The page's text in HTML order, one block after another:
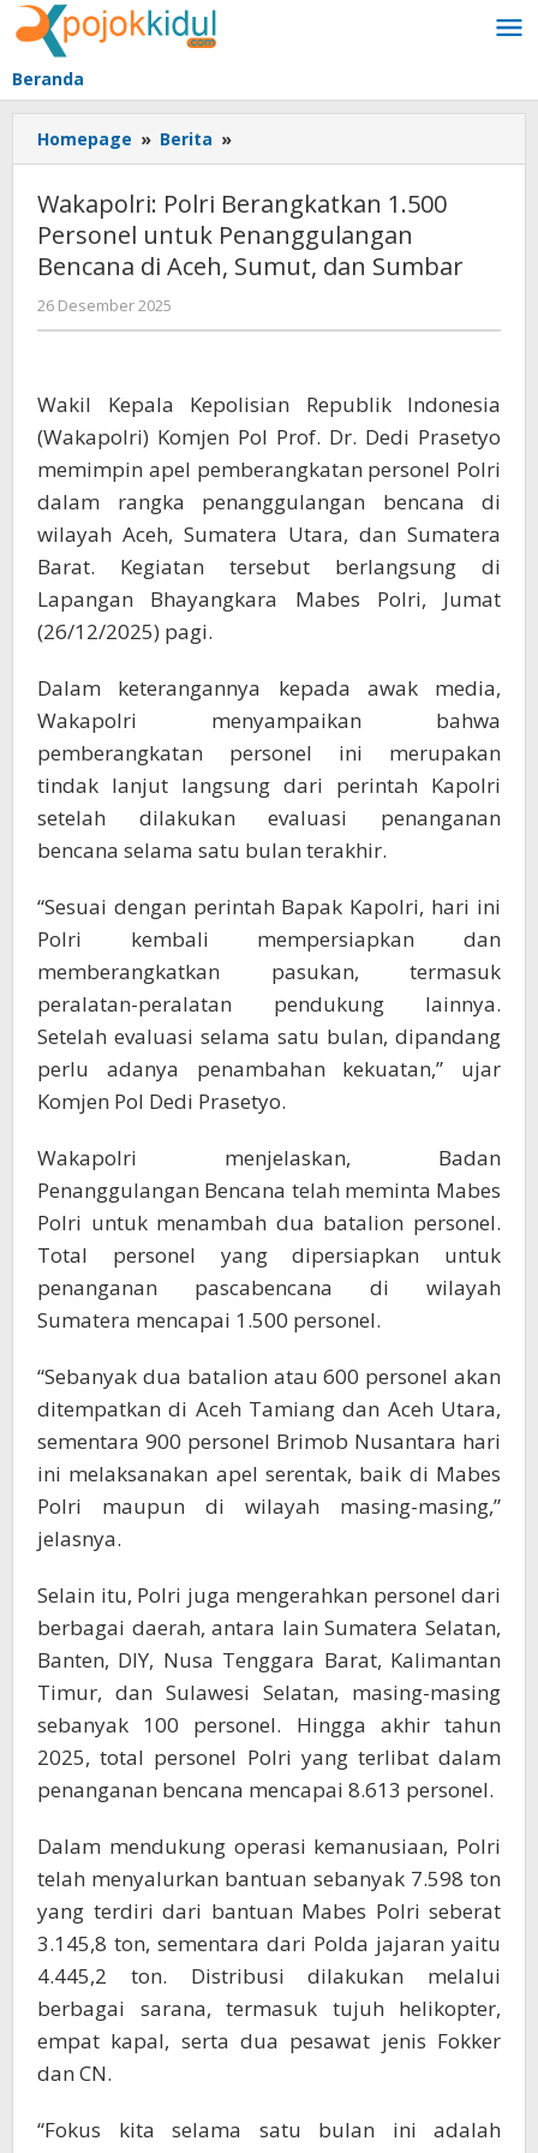
Lewati
ke
konten
Beranda
Homepage » Berita »
Polri
1.500
Personel
untuk
di
dan
Sumbar
Wakapolri: Polri Berangkatkan 1.500
Personel untuk Penanggulangan
Bencana di Aceh, Sumut, dan Sumbar
26 Desember 2025
BangAdmin
Wakil Kepala Kepolisian Republik Indonesia
(Wakapolri) Komjen Pol Prof. Dr. Dedi Prasetyo
memimpin apel pemberangkatan personel Polri
dalam rangka penanggulangan bencana di
wilayah Aceh, Sumatera Utara, dan Sumatera
Barat. Kegiatan tersebut berlangsung di
Lapangan Bhayangkara Mabes Polri, Jumat
(26/12/2025) pagi.
Dalam keterangannya kepada awak media,
Wakapolri menyampaikan bahwa
pemberangkatan personel ini merupakan
tindak lanjut langsung dari perintah Kapolri
setelah dilakukan evaluasi penanganan
bencana selama satu bulan terakhir.
“Sesuai dengan perintah Bapak Kapolri, hari ini
Polri kembali mempersiapkan dan
memberangkatkan pasukan, termasuk
peralatan-peralatan pendukung lainnya.
Setelah evaluasi selama satu bulan, dipandang
perlu adanya penambahan kekuatan,” ujar
Komjen Pol Dedi Prasetyo.
Wakapolri menjelaskan, Badan
Penanggulangan Bencana telah meminta Mabes
Polri untuk menambah dua batalion personel.
Total personel yang dipersiapkan untuk
penanganan pascabencana di wilayah
Sumatera mencapai 1.500 personel.
“Sebanyak dua batalion atau 600 personel akan
ditempatkan di Aceh Tamiang dan Aceh Utara,
sementara 900 personel Brimob Nusantara hari
ini melaksanakan apel serentak, baik di Mabes
Polri maupun di wilayah masing-masing,”
jelasnya.
Selain itu, Polri juga mengerahkan personel dari
berbagai daerah, antara lain Sumatera Selatan,
Banten, DIY, Nusa Tenggara Barat, Kalimantan
Timur, dan Sulawesi Selatan, masing-masing
sebanyak 100 personel. Hingga akhir tahun
2025, total personel Polri yang terlibat dalam
penanganan bencana mencapai 8.613 personel.
Dalam mendukung operasi kemanusiaan, Polri
telah menyalurkan bantuan sebanyak 7.598 ton
yang terdiri dari bantuan Mabes Polri seberat
3.145,8 ton, sementara dari Polda jajaran yaitu
4.445,2 ton. Distribusi dilakukan melalui
berbagai sarana, termasuk tujuh helikopter,
empat kapal, serta dua pesawat jenis Fokker
dan CN.
“Fokus kita selama satu bulan ini adalah